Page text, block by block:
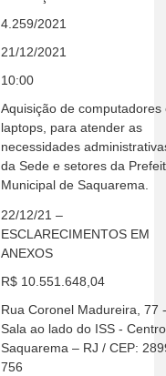
4.259/2021
21/12/2021
10:00
Aquisição de computadores
laptops, para atender as
necessidades
da Sede e setores da
Municipal de Saquarema.
22/12/21 –
ESCLARECIMENTOS EM
ANEXOS
R$ 10.551.648,04
Rua Coronel Madureira, 77 -
Sala ao lado do ISS -
Saquarema – RJ / CEP:
756